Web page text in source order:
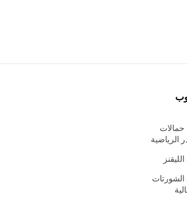
حمالات
الرياضية
الشورتات